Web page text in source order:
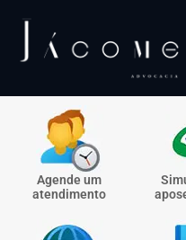
Agende um
atendimento